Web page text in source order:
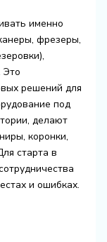
именно
фрезеры,
Это
решений для
под
делают
коронки,
старта в
и ошибках.